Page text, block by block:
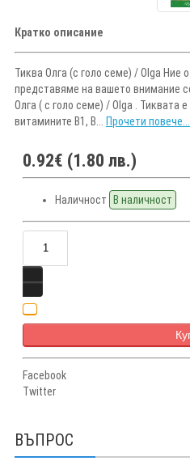
Кратко описание
Тиква Олга (с голо семе) / Olga Ние
представяме на вашето внимание
Олга ( с голо семе) / Olga . Тиквата
витамините В1, В... Прочети повече...
0.92€ (1.80 лв.)
Наличност В наличност
Facebook
Twitter
ВЪПРОС